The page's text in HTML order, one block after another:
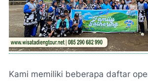
Kami memiliki beberapa daftar